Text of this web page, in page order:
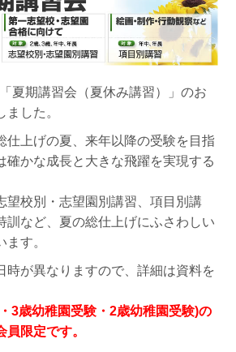
夏期講習会（夏休み講習）」のお
した。
仕上げの夏、来年以降の受験を目指
確かな成長と大きな飛躍を実現する
望校別・志望園別講習、項目別講
訓など、夏の総仕上げにふさわしい
す。
時が異なりますので、詳細は資料を
3歳幼稚園受験・2歳幼稚園受験)の
限定です。